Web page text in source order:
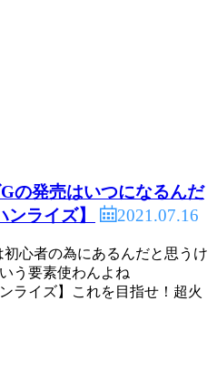
Gの発売はいつになるんだ
ライズ】
2021.07.16
初心者の為にあるんだと思うけ
う要素使わんよね
ライズ】これを目指せ！超火